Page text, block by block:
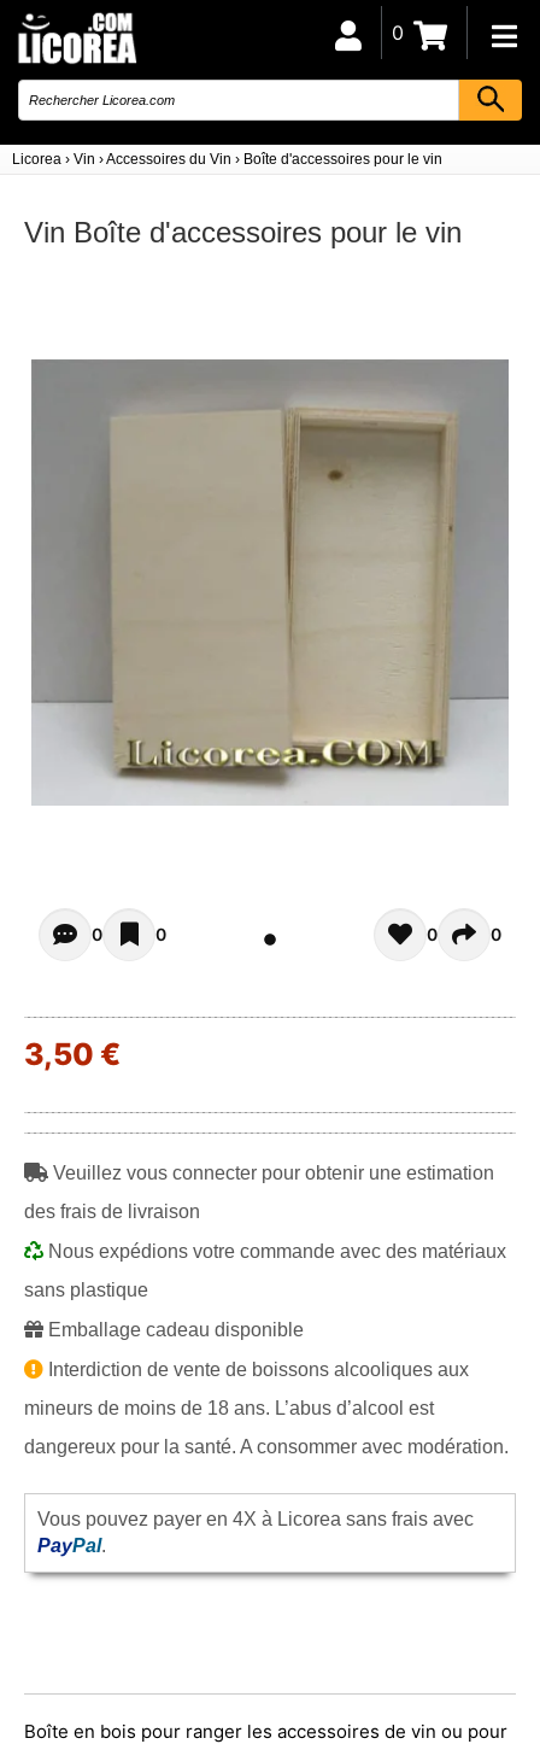
Licorea › Vin ›Accessoires du Vin › Boîte d'accessoires pour le vin
0
Vin Boîte d'accessoires pour le vin
Opiniones - Pour le moment il n'y a aucun
0 0 0 0
3,50 €
Veuillez vous connecter pour obtenir une estimation
des frais de livraison
Nous expédions votre commande avec des matériaux
sans plastique
Emballage cadeau disponible
Interdiction de vente de boissons alcooliques aux
mineurs de moins de 18 ans. L’abus d’alcool est
dangereux pour la santé. A consommer avec modération.
Vous pouvez payer en 4X à Licorea sans frais avec
PayPal.
Boîte en bois pour ranger les accessoires de vin ou pour